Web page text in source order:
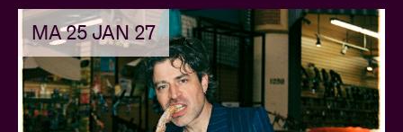
MA 25 JAN 27